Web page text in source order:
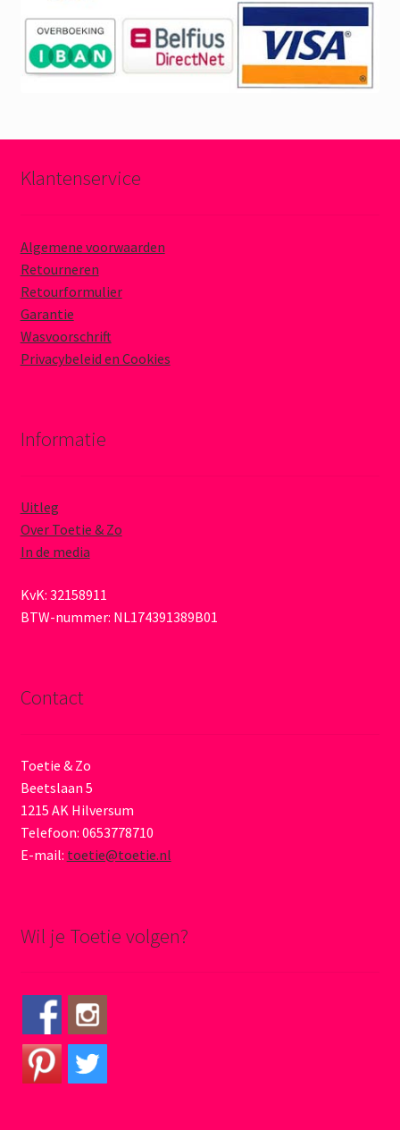
Klantenservice
Algemene voorwaarden
Retourneren
Retourformulier
Garantie
Wasvoorschrift
Privacybeleid en Cookies
Informatie
Uitleg
Over Toetie & Zo
In de media
KvK: 32158911
BTW-nummer: NL174391389B01
Contact
Toetie & Zo
Beetslaan 5
1215 AK Hilversum
Telefoon: 0653778710
E-mail: toetie@toetie.nl
Wil je Toetie volgen?